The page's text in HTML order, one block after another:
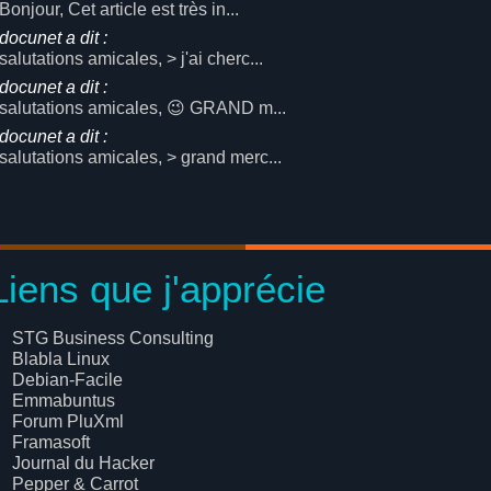
Bonjour, Cet article est très in...
docunet a dit :
salutations amicales, > j'ai cherc...
docunet a dit :
salutations amicales, 😉 GRAND m...
docunet a dit :
salutations amicales, > grand merc...
que j'apprécie
STG Business Consulting
Blabla Linux
Debian-Facile
Emmabuntus
Forum PluXml
Framasoft
Journal du Hacker
Pepper & Carrot